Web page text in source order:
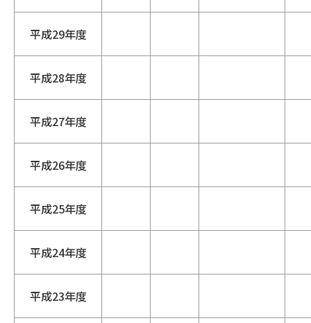
平成29年度
平成28年度
平成27年度
平成26年度
平成25年度
平成24年度
平成23年度